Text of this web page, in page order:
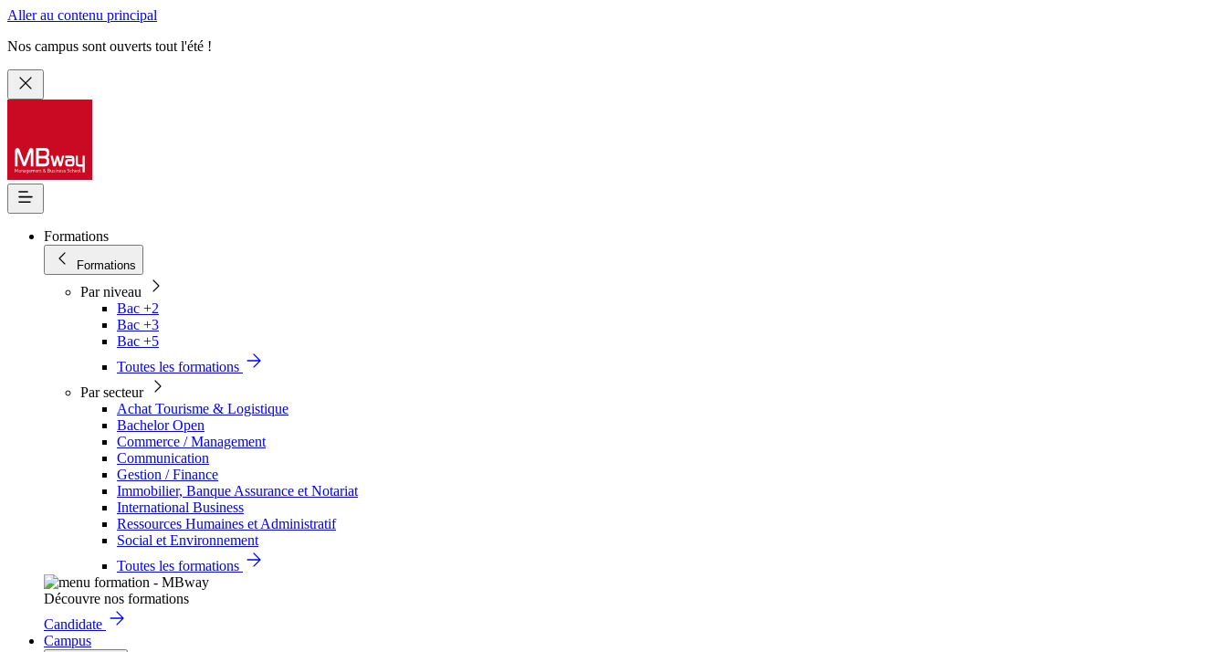
Aller au contenu principal
Nos campus sont ouverts tout l'été !
Formations
Formations
Par niveau
Bac +2
Bac +3
Bac +5
Toutes les formations
Par secteur
Achat Tourisme & Logistique
Bachelor Open
Commerce / Management
Communication
Gestion / Finance
Immobilier, Banque Assurance et Notariat
International Business
Ressources Humaines et Administratif
Social et Environnement
Toutes les formations
Découvre nos formations
Candidate
Campus